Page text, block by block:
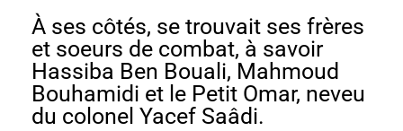
À ses côtés, se trouvait ses frères
et soeurs de combat, à savoir
Hassiba Ben Bouali, Mahmoud
Bouhamidi et le Petit Omar, neveu
du colonel Yacef Saâdi.